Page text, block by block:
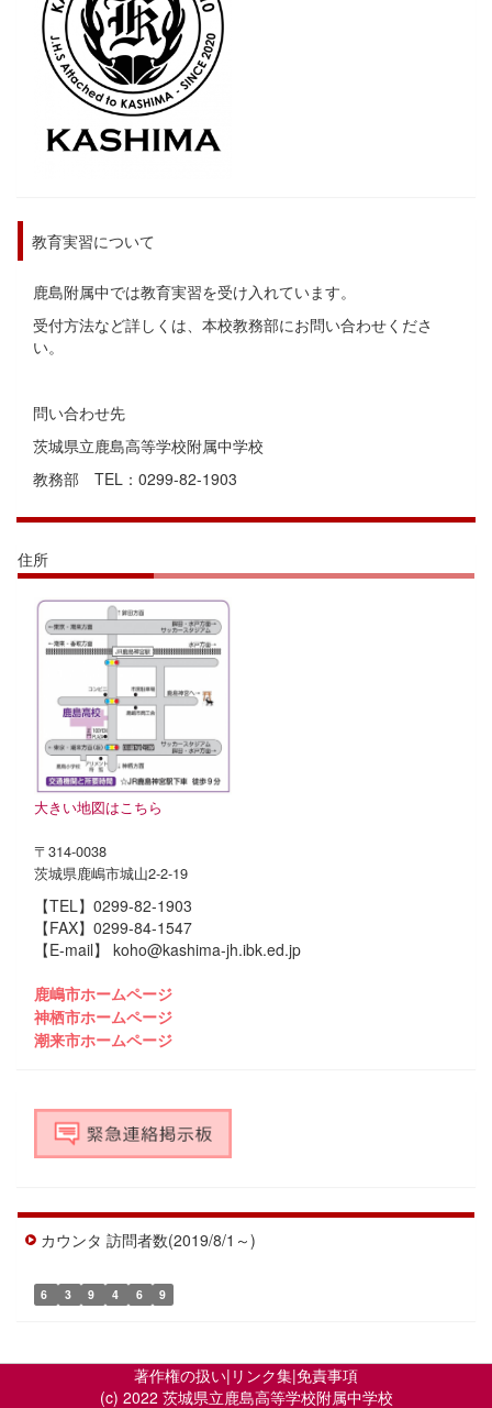
教育実習について
鹿島附属中では教育実習を受け入れています。
受付方法など詳しくは、本校教務部にお問い合わせくださ
い。
問い合わせ先
茨城県立鹿島高等学校附属中学校
教務部 TEL：0299-82-1903
住所
大きい地図はこちら
〒314-0038
茨城県鹿嶋市城山2-2-19
【TEL】0299-82-1903
【FAX】0299-84-1547
【E-mail】 koho@kashima-jh.ibk.ed.jp
鹿嶋市ホームページ
神栖市ホームページ
潮来市ホームページ
カウンタ 訪問者数(2019/8/1～)
6 3 9 4 6 9
著作権の扱い| リンク集|免責事項
(c) 2022 茨城県立鹿島高等学校附属中学校